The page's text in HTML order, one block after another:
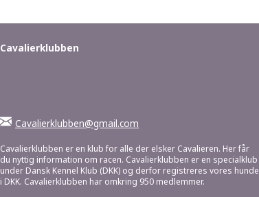
Cavalierklubben
Cavalierklubben@gmail.com
Cavalierklubben er en klub for alle der elsker Cavalieren. Her får
du nyttig information om racen. Cavalierklubben er en specialklub
under Dansk Kennel Klub (DKK) og derfor registreres vores hunde
i DKK. Cavalierklubben har omkring 950 medlemmer.